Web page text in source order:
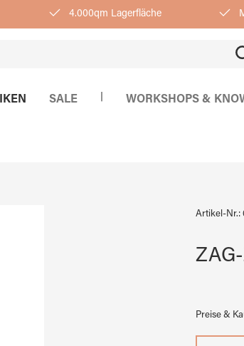
4.000qm Lagerfläche
SALE WORKSHOPS &
Artikel-Nr.:
Preise &